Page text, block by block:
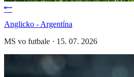
Anglicko - Argentína
MS vo futbale · 15. 07. 2026